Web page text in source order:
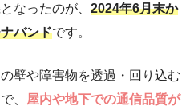
なったのが、 2024年6月末か
バンドです。
壁や障害物を透過・回り込む
、
屋内や地下での通信品質が